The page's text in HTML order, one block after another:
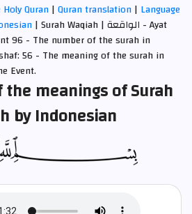
Quran|Quran translation| Language
| Surah Waqiah | الواقعة - Ayat
96 - The number of the surah in
56 - The meaning of the surah in
Event.
meanings of Surah
by Indonesian